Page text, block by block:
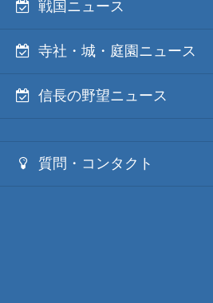
戦国ニュース
寺社・城・庭園ニュース
信長の野望ニュース
質問・コンタクト